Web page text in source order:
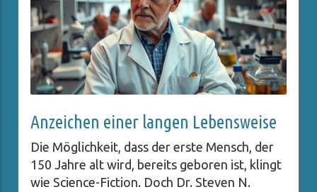
Anzeichen einer langen Lebensweise
Die Möglichkeit, dass der erste Mensch, der
150 Jahre alt wird, bereits geboren ist, klingt
wie Science-Fiction. Doch Dr. Steven N.